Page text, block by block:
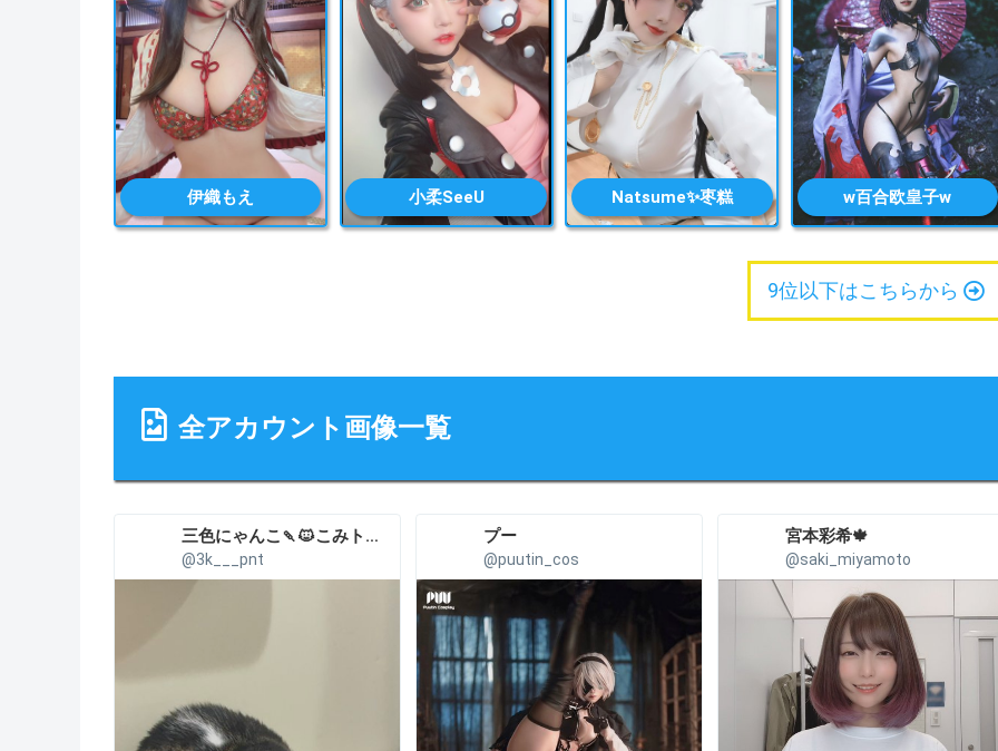
伊織もえ 小柔SeeU Natsume✨枣糕 w百合欧皇子w
9位以下はこちらから
全アカウント画像一覧
三色にゃんこ🍡🐱こみトレ5号館H27a
@3k___pnt
プー
@puutin_cos
宮本彩希🍁
@saki_miyamoto